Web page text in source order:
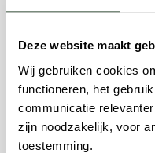
Deze website maakt
Wij gebruiken cookies
functioneren, het
communicatie
zijn noodzakelijk, voor
toestemming.
en ervaar een unieke
met een vleugje luxe.
Kenmerken